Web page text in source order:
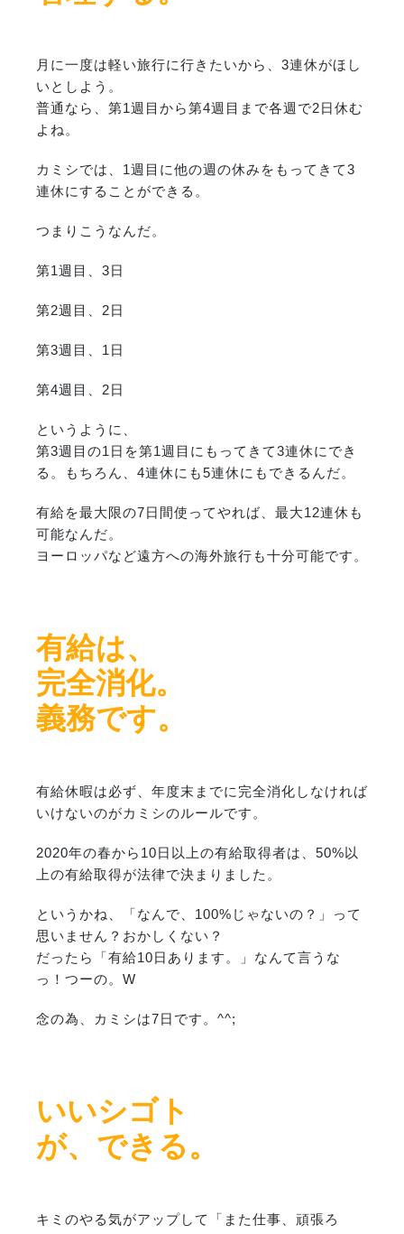
月に一度は軽い旅行に行きたいから、3連休がほし
いとしよう。
普通なら、第1週目から第4週目まで各週で2日休む
よね。
カミシでは、1週目に他の週の休みをもってきて3
連休にすることができる。
つまりこうなんだ。
第1週目、3日
第2週目、2日
第3週目、1日
第4週目、2日
というように、
第3週目の1日を第1週目にもってきて3連休にでき
る。もちろん、4連休にも5連休にもできるんだ。
有給を最大限の7日間使ってやれば、最大12連休も
可能なんだ。
ヨーロッパなど遠方への海外旅行も十分可能です。
有給は、
完全消化。
義務です。
有給休暇は必ず、年度末までに完全消化しなければ
いけないのがカミシのルールです。
2020年の春から10日以上の有給取得者は、50%以
上の有給取得が法律で決まりました。
というかね、「なんで、100%じゃないの？」って
思いません？おかしくない？
だったら「有給10日あります。」なんて言うな
っ！つーの。W
念の為、カミシは7日です。^^;
いいシゴト
が、 できる。
キミのやる気がアップして「また仕事、頑張ろ